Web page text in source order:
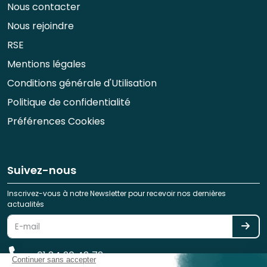
Nous contacter
Nous rejoindre
RSE
Mentions légales
Conditions générale d'Utilisation
Politique de confidentialité
Préférences Cookies
Suivez-nous
Inscrivez-vous à notre Newsletter pour recevoir nos dernières
actualités
01 84 20 48 78